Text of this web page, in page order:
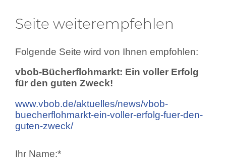
Seite weiterempfehlen
Folgende Seite wird von Ihnen empfohlen:
vbob-Bücherflohmarkt: Ein voller Erfolg
für den guten Zweck!
www.vbob.de/aktuelles/news/vbob-
buecherflohmarkt-ein-voller-erfolg-fuer-den-
guten-zweck/
Ihr Name:*